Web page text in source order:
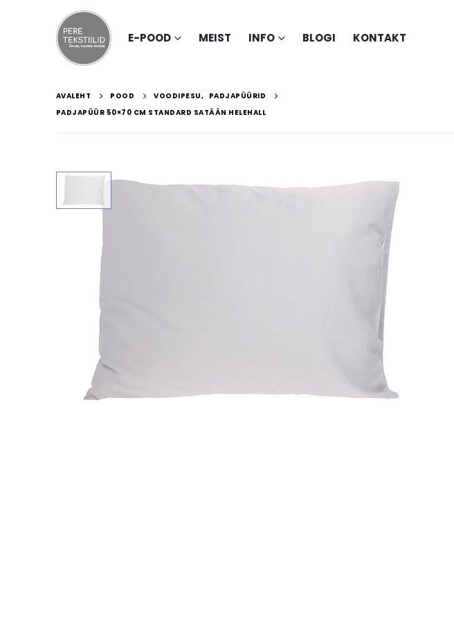
E-POOD MEIST INFO BLOGI KONTAKT
AVALEHT POOD VOODIPESU, PADJAPÜÜRID
PADJAPÜÜR 50×70 CM STANDARD SATÄÄN HELEHALL